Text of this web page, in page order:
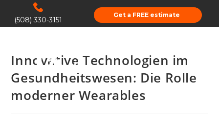
(508) 330-3151
Get a FREE estimate
Innovative Technologien im
Gesundheitswesen: Die Rolle
moderner Wearables